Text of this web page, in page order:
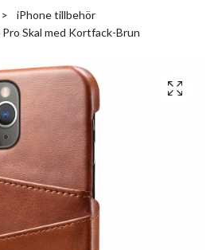
iPhone tillbehör
Skal med Kortfack-Brun